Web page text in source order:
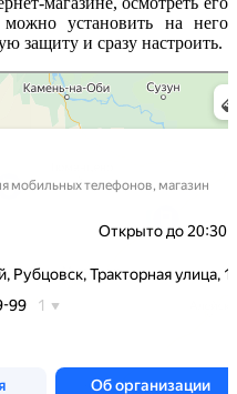
установить на него
защиту и сразу настроить.